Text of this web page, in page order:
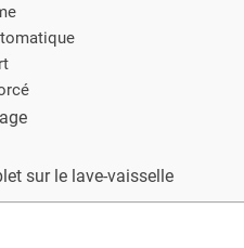
sur le lave-vaisselle